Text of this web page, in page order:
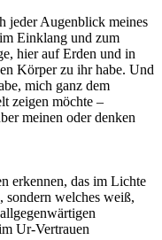
jeder Augenblick meines
Einklang und zum
hier auf Erden und in
Körper zu ihr habe. Und
mich ganz dem
zeigen möchte –
meinen oder denken
erkennen, das im Lichte
sondern welches weiß,
Ur-Vertrauen